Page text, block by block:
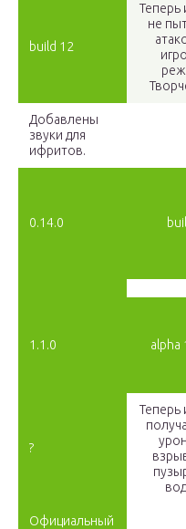
build 12
Теперь
не
Добавлены
звуки для
ифритов.
0.14.0
1.1.0 alpha
?
Теперь
Официальный